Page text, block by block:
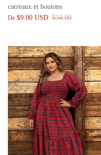
carreaux et boutons
De $9.00 USD $34.00